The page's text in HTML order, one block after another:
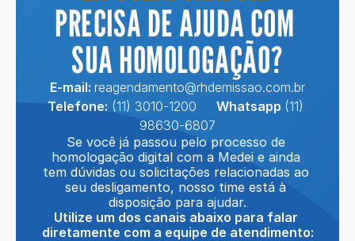
PRECISA DE AJUDA COM
SUA HOMOLOGAÇÃO?
Se você já passou pelo processo de
homologação digital com a Medei e ainda
tem dúvidas ou solicitações relacionadas ao
seu desligamento, nosso time está à
disposição para ajudar.
Utilize um dos canais abaixo para falar
diretamente com a equipe de atendimento:
E-mail: reagendamento@rhdemissao.com.br
Telefone: (11) 3010-1200 Whatsapp (11)
98630-6807